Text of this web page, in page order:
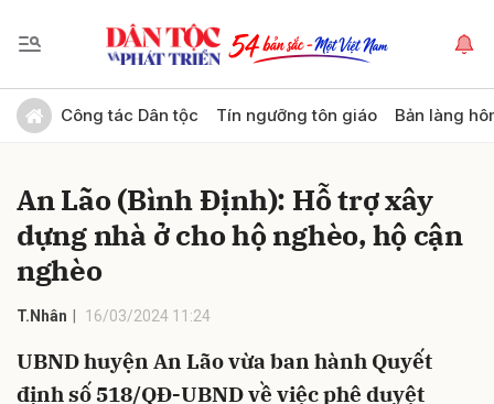
Công tác Dân tộc Tín ngưỡng tôn giáo Bản làng
An Lão (Bình Định): Hỗ trợ xây
dựng nhà ở cho hộ nghèo, hộ cận
nghèo
T.Nhân 16/03/2024 11:24
UBND huyện An Lão vừa ban hành Quyết
định số 518/QĐ-UBND về việc phê duyệt
Gửi bình luận